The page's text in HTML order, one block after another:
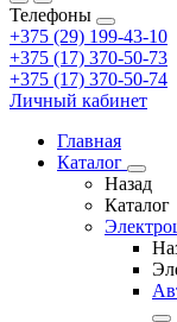
Телефоны
+375 (29) 199-43-10
+375 (17) 370-50-73
+375 (17) 370-50-74
Личный кабинет
Главная
Каталог
Назад
Каталог